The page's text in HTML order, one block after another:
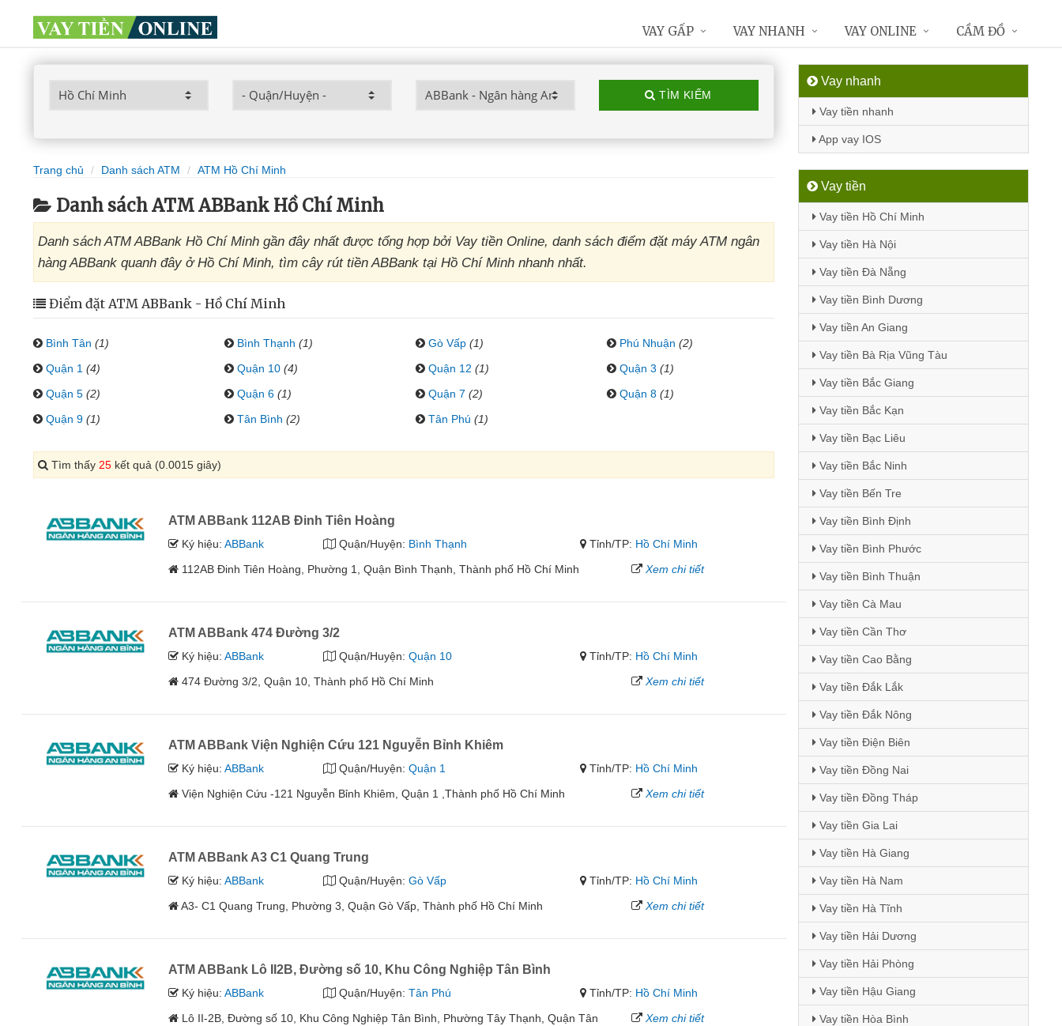
TÌM KIẾM
Trang chủ Danh sách ATM ATM Hồ Chí Minh
Danh sách ATM ABBank Hồ Chí Minh
Danh sách ATM ABBank Hồ Chí Minh gần đây nhất được tổng hợp bởi Vay tiền Online, danh sách điểm đặt máy ATM ngân
hàng ABBank quanh đây ở Hồ Chí Minh, tìm cây rút tiền ABBank tại Hồ Chí Minh nhanh nhất.
Điểm đặt ATM ABBank - Hồ Chí Minh
Bình Tân (1) Bình Thạnh (1) Gò Vấp (1) Phú Nhuận (2)
Quận 1 (4) Quận 10 (4) Quận 12 (1) Quận 3 (1)
Quận 5 (2) Quận 6 (1) Quận 7 (2) Quận 8 (1)
Quận 9 (1) Tân Bình (2) Tân Phú (1)
Tìm thấy 25 kết quả (0.0015 giây)
ATM ABBank 112AB Đinh Tiên Hoàng
Ký hiệu:ABBank Quận/Huyện: Bình Thạnh Tỉnh/TP: Hồ Chí Minh
112AB Đinh Tiên Hoàng, Phường 1, Quận Bình Thạnh, Thành phố Hồ Chí Minh
Xem chi tiết
ATM ABBank 474 Đường 3/2
Ký hiệu:ABBank Quận/Huyện: Quận 10 Tỉnh/TP: Hồ Chí Minh
474 Đường 3/2, Quận 10, Thành phố Hồ Chí Minh
Xem chi tiết
ATM ABBank Viện Nghiện Cứu 121 Nguyễn Bỉnh Khiêm
Ký hiệu:ABBank Quận/Huyện: Quận 1 Tỉnh/TP: Hồ Chí Minh
Viện Nghiện Cứu -121 Nguyễn Bỉnh Khiêm, Quận 1 ,Thành phố Hồ Chí Minh
Xem chi tiết
ATM ABBank A3 C1 Quang Trung
Ký hiệu:ABBank Quận/Huyện: Gò Vấp Tỉnh/TP: Hồ Chí Minh
A3- C1 Quang Trung, Phường 3, Quận Gò Vấp, Thành phố Hồ Chí Minh
Xem chi tiết
ATM ABBank Lô II2B, Đường số 10, Khu Công Nghiệp Tân Bình
Ký hiệu:ABBank Quận/Huyện: Tân Phú Tỉnh/TP: Hồ Chí Minh
Lô II-2B, Đường số 10, Khu Công Nghiệp Tân Bình, Phường Tây Thạnh, Quận Tân
Xem chi tiết
Vay nhanh
Vay tiền nhanh
App vay IOS
Vay tiền
Vay tiền Hồ Chí Minh
Vay tiền Hà Nội
Vay tiền Đà Nẵng
Vay tiền Bình Dương
Vay tiền An Giang
Vay tiền Bà Rịa Vũng Tàu
Vay tiền Bắc Giang
Vay tiền Bắc Kạn
Vay tiền Bạc Liêu
Vay tiền Bắc Ninh
Vay tiền Bến Tre
Vay tiền Bình Định
Vay tiền Bình Phước
Vay tiền Bình Thuận
Vay tiền Cà Mau
Vay tiền Cần Thơ
Vay tiền Cao Bằng
Vay tiền Đắk Lắk
Vay tiền Đắk Nông
Vay tiền Điện Biên
Vay tiền Đồng Nai
Vay tiền Đồng Tháp
Vay tiền Gia Lai
Vay tiền Hà Giang
Vay tiền Hà Nam
Vay tiền Hà Tĩnh
Vay tiền Hải Dương
Vay tiền Hải Phòng
Vay tiền Hậu Giang
Vay tiền Hòa Bình
VAY GẤP VAY NHANH VAY ONLINE CẦM ĐỒ